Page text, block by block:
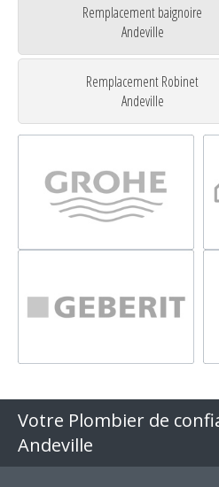
Remplacement baignoire
Andeville
Remplacement Robinet
Andeville
Votre Plombier de
Andeville